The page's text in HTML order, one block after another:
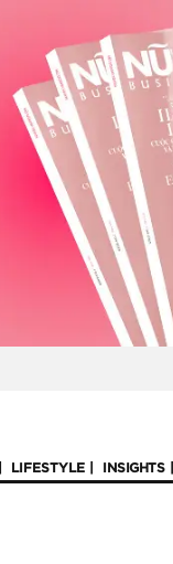
LIFESTYLE INSIGHTS